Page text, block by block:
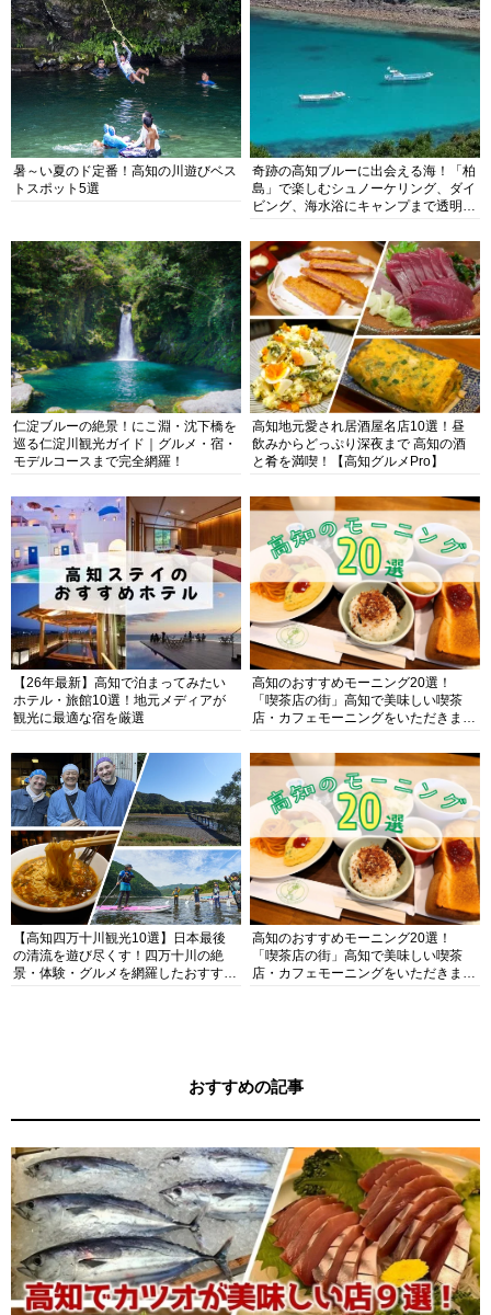
暑～い夏のド定番！高知の川遊びベス
トスポット5選
奇跡の高知ブルーに出会える海！「柏
島」で楽しむシュノーケリング、ダイ
ビング、海水浴にキャンプまで透明度
仁淀ブルーの絶景！にこ淵・沈下橋を
巡る仁淀川観光ガイド｜グルメ・宿・
モデルコースまで完全網羅！
高知地元愛され居酒屋名店10選！昼
飲みからどっぷり深夜まで 高知の酒
と肴を満喫！【高知グルメPro】
【26年最新】高知で泊まってみたい
ホテル・旅館10選！地元メディアが
観光に最適な宿を厳選
高知のおすすめモーニング20選！
「喫茶店の街」高知で美味しい喫茶
店・カフェモーニングをいただきま
【高知四万十川観光10選】日本最後
の清流を遊び尽くす！四万十川の絶
景・体験・グルメを網羅したおすすめ
高知のおすすめモーニング20選！
「喫茶店の街」高知で美味しい喫茶
店・カフェモーニングをいただきま
おすすめの記事